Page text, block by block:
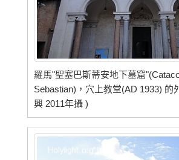
羅馬"聖塞巴斯蒂安地下墓窟
Sebastian)，穴上教堂(AD 1933) 的
興 2011年攝 )